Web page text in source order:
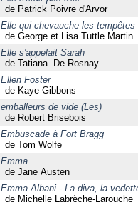
de Patrick Poivre d'Arvor
Elle qui chevauche les tempêtes
de George et Lisa Tuttle Martin
Elle s'appelait Sarah
de Tatiana De Rosnay
Ellen Foster
de Kaye Gibbons
emballeurs de vide (Les)
de Robert Brisebois
Embuscade à Fort Bragg
de Tom Wolfe
Emma
de Jane Austen
Emma Albani - La diva, la
de Michelle Labrèche-Larouche